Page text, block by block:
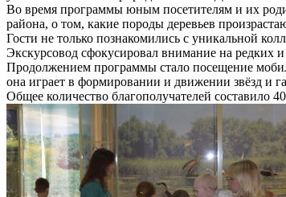
Во время программы юным посетителям и их
района, о том, какие породы деревьев
Гости не только познакомились с уникальной
Экскурсовод сфокусировал внимание на редких
Продолжением программы стало посещение
она играет в формировании и движении звёзд и
Общее количество благополучателей составило